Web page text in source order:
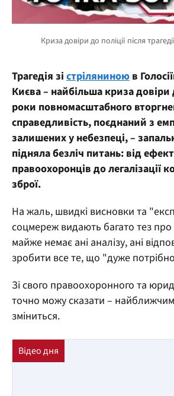
Трагедія зі стріляниною в
Києва – найбільша криза довіри
роки повномасштабного
справедливість, поєднаний з
залишених у небезпеці, –
підняла безліч питань: від
правоохоронців до легалізації
зброї.
На жаль, швидкі висновки та
соцмереж видають багато тез
майже немає ані аналізу, ані
зробити все те, що "дуже
Зі свого правоохоронного та
точно можу сказати –
зміниться.